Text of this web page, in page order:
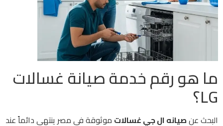
ما هو رقم خدمة صيانة غسالات
LG؟
البحث عنصيانه ال جي غسالات موثوقة في مصر ينتهي دائماً عند